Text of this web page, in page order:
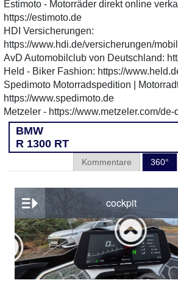
Estimoto - Motorräder direkt online
https://estimoto.de
HDI Versicherungen:
https://www.hdi.de/versicherungen/
AvD Automobilclub von Deutschland:
Held - Biker Fashion: https://
Spedimoto Motorradspedition |
https://www.spedimoto.de
Metzeler - https://www.metzeler.com/de-
BMW
R 1300 RT
360°
Kommentare